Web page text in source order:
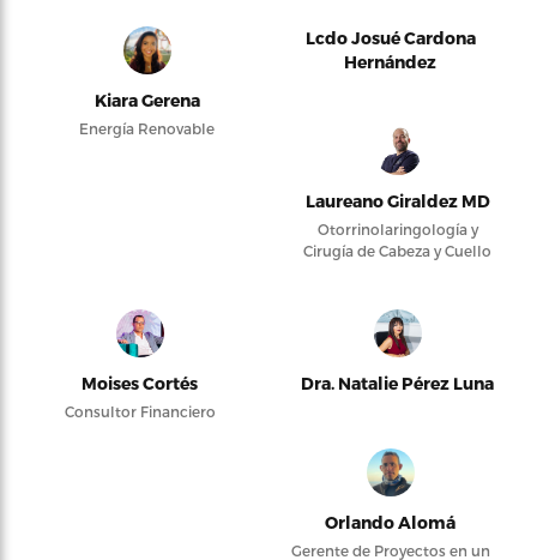
Kiara Gerena
Energía Renovable
Lcdo Josué Cardona
Hernández
Laureano Giraldez MD
Otorrinolaringología y
Cirugía de Cabeza y Cuello
Moises Cortés
Consultor Financiero
Dra. Natalie Pérez Luna
Orlando Alomá
Gerente de Proyectos en un